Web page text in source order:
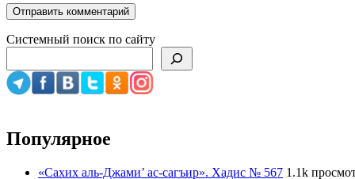
Системный поиск по сайту
Популярное
«Сахих аль-Джами’ ас-сагъир». Хадис № 567 1.1k